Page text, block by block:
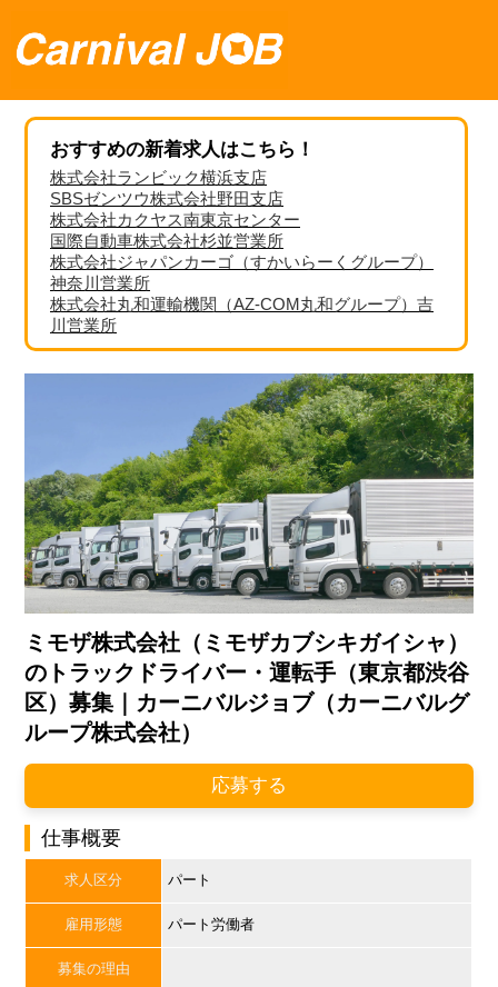
おすすめの新着求人はこちら！
株式会社ランビック横浜支店
SBSゼンツウ株式会社野田支店
株式会社カクヤス南東京センター
国際自動車株式会社杉並営業所
株式会社ジャパンカーゴ（すかいらーくグループ）
神奈川営業所
株式会社丸和運輸機関（AZ-COM丸和グループ）吉
川営業所
ミモザ株式会社（ミモザカブシキガイシャ）
のトラックドライバー・運転手（東京都渋谷
区）募集｜カーニバルジョブ（カーニバルグ
ループ株式会社）
応募する
仕事概要
求人区分 パート
雇用形態 パート労働者
募集の理由